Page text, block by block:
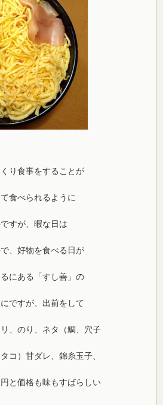
り食事をすることが
食べられるように
すが、暇な日は
、好物を食べる日が
にある「すし善」の
ですが、出前をして
、のり、ネタ（鯛、穴子
コ）甘ダレ、錦糸玉子、
と価格も味もすばらしい